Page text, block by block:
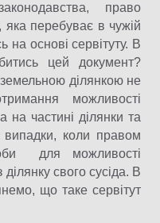
право
яка перебуває в чужій
на основі сервітуту. В
цей документ?
ділянкою не
можливості
на частині ділянки та
випадки, коли правом
для можливості
свого сусіда. В
що таке сервітут